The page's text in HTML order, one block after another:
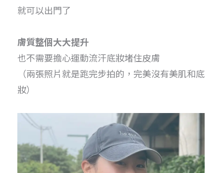
就可以出門了
膚質整個大大提升
也不需要擔心運動流汗底妝堵住皮膚
（兩張照片就是跑完步拍的，完美沒有美肌和底
妝）